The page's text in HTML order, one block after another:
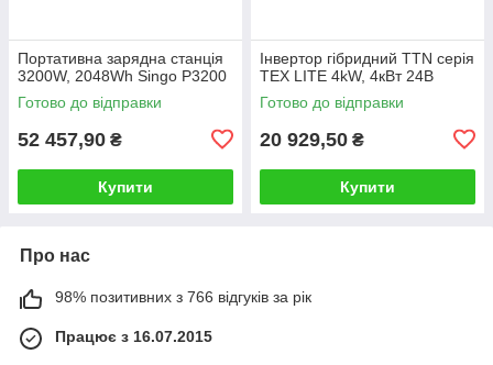
Портативна зарядна станція
3200W, 2048Wh Singo P3200
Готово до відправки
52 457,90 ₴
Купити
Інвертор гібридний TTN серія
TEX LITE 4kW, 4кВт 24В
Готово до відправки
20 929,50 ₴
Купити
Про нас
98% позитивних з 766 відгуків за рік
Працює з 16.07.2015